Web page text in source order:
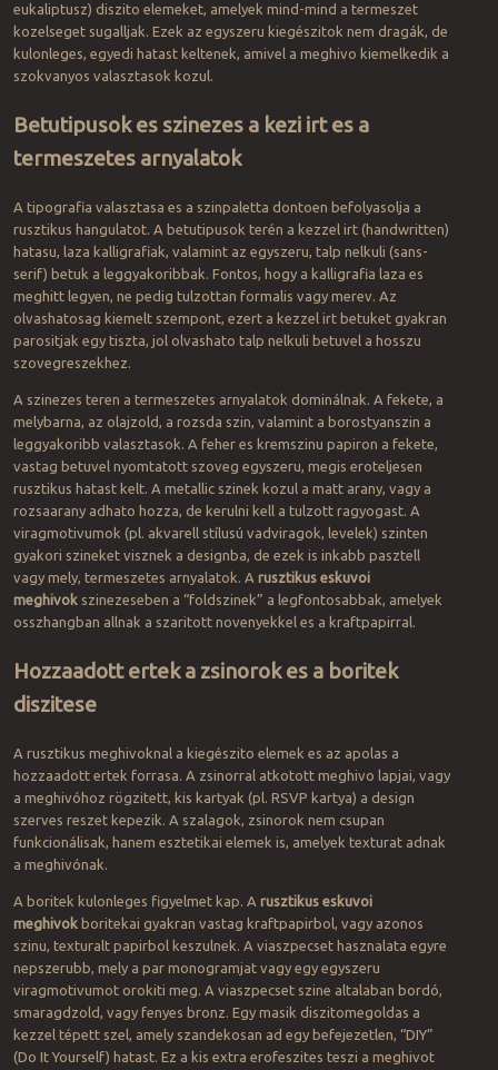
eukaliptusz) diszito elemeket, amelyek mind-mind a termeszet
kozelseget sugalljak. Ezek az egyszeru kiegészitok nem dragák, de
kulonleges, egyedi hatast keltenek, amivel a meghivo kiemelkedik a
szokvanyos valasztasok kozul.
Betutipusok es szinezes a kezi irt es a
termeszetes arnyalatok
A tipografia valasztasa es a szinpaletta dontoen befolyasolja a
rusztikus hangulatot. A betutipusok terén a kezzel irt (handwritten)
hatasu, laza kalligrafiak, valamint az egyszeru, talp nelkuli (sans-
serif) betuk a leggyakoribbak. Fontos, hogy a kalligrafia laza es
meghitt legyen, ne pedig tulzottan formalis vagy merev. Az
olvashatosag kiemelt szempont, ezert a kezzel irt betuket gyakran
parositjak egy tiszta, jol olvashato talp nelkuli betuvel a hosszu
szovegreszekhez.
A szinezes teren a termeszetes arnyalatok dominálnak. A fekete, a
melybarna, az olajzold, a rozsda szin, valamint a borostyanszin a
leggyakoribb valasztasok. A feher es kremszinu papiron a fekete,
vastag betuvel nyomtatott szoveg egyszeru, megis eroteljesen
rusztikus hatast kelt. A metallic szinek kozul a matt arany, vagy a
rozsaarany adhato hozza, de kerulni kell a tulzott ragyogast. A
viragmotivumok (pl. akvarell stílusú vadviragok, levelek) szinten
gyakori szineket visznek a designba, de ezek is inkabb pasztell
vagy mely, termeszetes arnyalatok. A rusztikus eskuvoi
meghivokszinezeseben a “foldszinek” a legfontosabbak, amelyek
osszhangban allnak a szaritott novenyekkel es a kraftpapirral.
Hozzaadott ertek a zsinorok es a boritek
diszitese
A rusztikus meghivoknal a kiegészito elemek es az apolas a
hozzaadott ertek forrasa. A zsinorral atkotott meghivo lapjai, vagy
a meghivóhoz rögzitett, kis kartyak (pl. RSVP kartya) a design
szerves reszet kepezik. A szalagok, zsinorok nem csupan
funkcionálisak, hanem esztetikai elemek is, amelyek texturat adnak
a meghivónak.
A boritek kulonleges figyelmet kap. A rusztikus eskuvoi
meghivokboritekai gyakran vastag kraftpapirbol, vagy azonos
szinu, texturalt papirbol keszulnek. A viaszpecset hasznalata egyre
nepszerubb, mely a par monogramjat vagy egy egyszeru
viragmotivumot orokiti meg. A viaszpecset szine altalaban bordó,
smaragdzold, vagy fenyes bronz. Egy masik diszitomegoldas a
kezzel tépett szel, amely szandekosan ad egy befejezetlen, “DIY”
(Do It Yourself) hatast. Ez a kis extra erofeszites teszi a meghivot